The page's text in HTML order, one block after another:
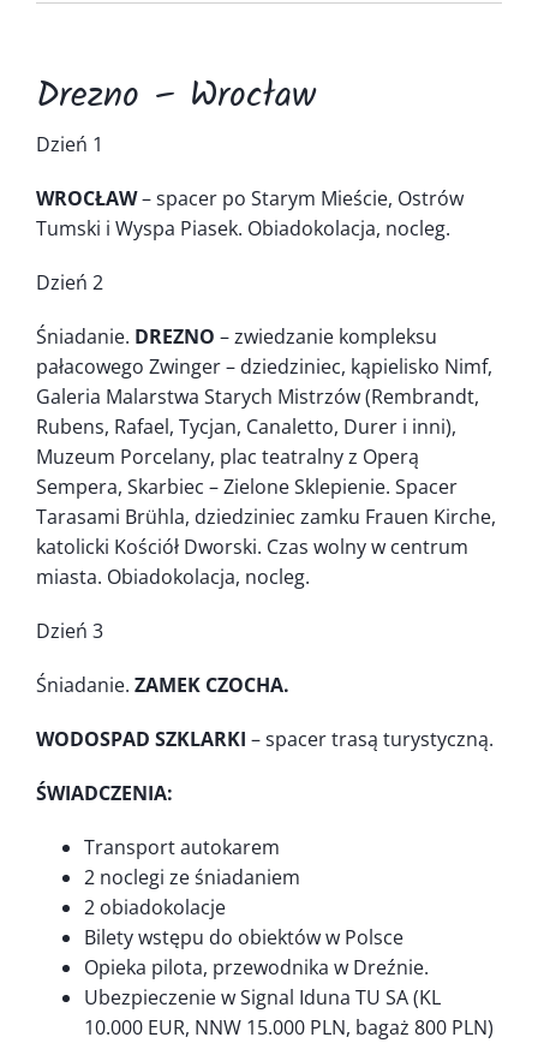
Drezno – Wrocław
Dzień 1
WROCŁAW– spacer po Starym Mieście, Ostrów
Tumski i Wyspa Piasek. Obiadokolacja, nocleg.
Dzień 2
Śniadanie. DREZNO – zwiedzanie kompleksu
pałacowego Zwinger – dziedziniec, kąpielisko Nimf,
Galeria Malarstwa Starych Mistrzów (Rembrandt,
Rubens, Rafael, Tycjan, Canaletto, Durer i inni),
Muzeum Porcelany, plac teatralny z Operą
Sempera, Skarbiec – Zielone Sklepienie. Spacer
Tarasami Brühla, dziedziniec zamku Frauen Kirche,
katolicki Kościół Dworski. Czas wolny w centrum
miasta. Obiadokolacja, nocleg.
Dzień 3
Śniadanie. ZAMEK CZOCHA.
WODOSPAD SZKLARKI – spacer trasą turystyczną.
ŚWIADCZENIA:
Transport autokarem
2 noclegi ze śniadaniem
2 obiadokolacje
Bilety wstępu do obiektów w Polsce
Opieka pilota, przewodnika w Dreźnie.
Ubezpieczenie w Signal Iduna TU SA (KL
10.000 EUR, NNW 15.000 PLN, bagaż 800 PLN)